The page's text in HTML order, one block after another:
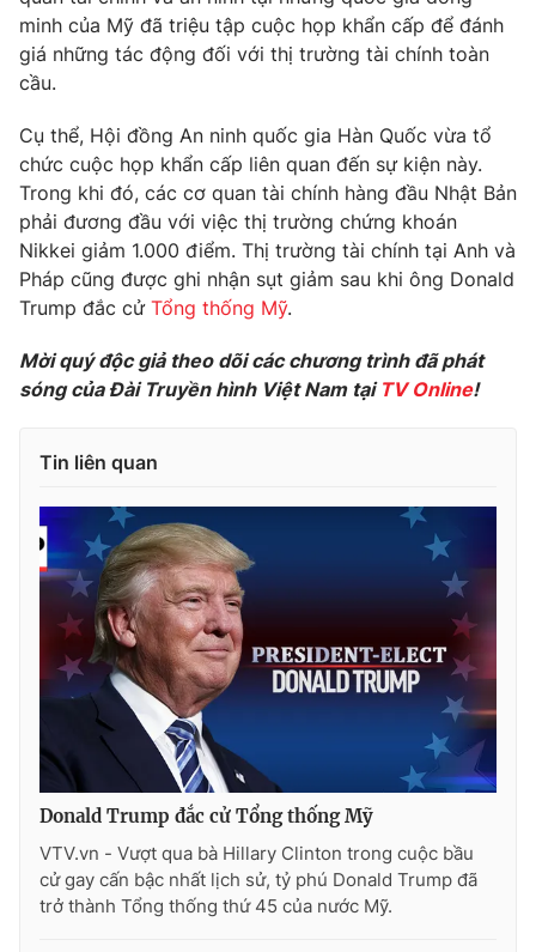
Khán giả
Giải sao mai
Sao
Du lịch
Làm đẹp
Chất lượng cuộc sống
Giáo dục
Tuyển sinh
Học trực tuyến
Hitech Công nghệ tương lai
Sản phẩm
Thị trường
Tư vấn
Giao lưu trực tuyến
Lịch phát sóng
Emagazine Podcast
Photo
Video
VTV Money VTV Thể thao
VTV Sức khoẻ Bất động sản
Thị trường 24h
VTV4 Vươn mình bằng AI
VTV9 VTV8
minh của Mỹ đã triệu tập cuộc họp khẩn cấp để đánh
giá những tác động đối với thị trường tài chính toàn
cầu.
Cụ thể, Hội đồng An ninh quốc gia Hàn Quốc vừa tổ
chức cuộc họp khẩn cấp liên quan đến sự kiện này.
Trong khi đó, các cơ quan tài chính hàng đầu Nhật Bản
phải đương đầu với việc thị trường chứng khoán
Nikkei giảm 1.000 điểm. Thị trường tài chính tại Anh và
Pháp cũng được ghi nhận sụt giảm sau khi ông Donald
Trump đắc cử Tổng thống Mỹ.
Mời quý độc giả theo dõi các chương trình đã phát
sóng của Đài Truyền hình Việt Nam tại TV Online!
Tin liên quan
Donald Trump đắc cử Tổng thống Mỹ
VTV.vn - Vượt qua bà Hillary Clinton trong cuộc bầu
cử gay cấn bậc nhất lịch sử, tỷ phú Donald Trump đã
trở thành Tổng thống thứ 45 của nước Mỹ.